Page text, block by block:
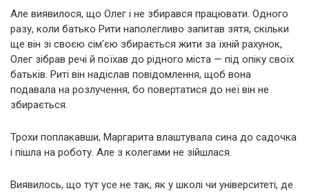
Але виявилося, що Олег і не збирався працювати. Одного
разу, коли батько Рити наполегливо запитав зятя, скільки
ще він зі своєю сім’єю збирається жити за їхній рахунок,
Олег зібрав речі й поїхав до рідного міста — під опіку своїх
батьків. Риті він надіслав повідомлення, щоб вона
подавала на розлучення, бо повертатися до неї він не
збирається.
Трохи поплакавши, Маргарита влаштувала сина до садочка
і пішла на роботу. Але з колегами не зійшлася.
Виявилось, що тут усе не так, як у школі чи університеті, де